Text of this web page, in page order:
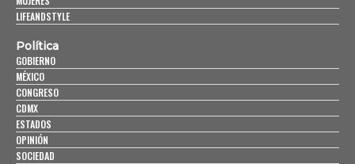
LIFEANDSTYLE
Política
GOBIERNO
MÉXICO
CONGRESO
CDMX
ESTADOS
OPINIÓN
SOCIEDAD